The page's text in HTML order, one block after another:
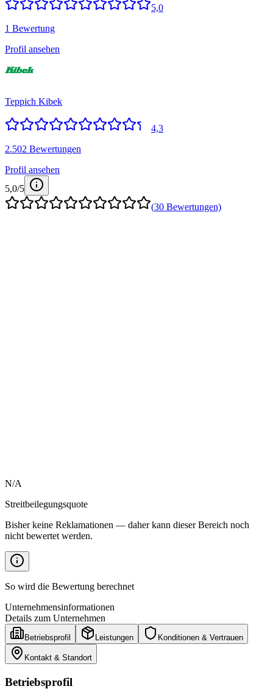
5,0
1 Bewertung
Profil ansehen
Teppich Kibek
4,3
2.502 Bewertungen
Profil ansehen
5,0/5
(30 Bewertungen)
N/A
Streitbeilegungsquote
Bisher keine Reklamationen — daher kann dieser Bereich noch
nicht bewertet werden.
So wird die Bewertung berechnet
Unternehmensinformationen
Details zum Unternehmen
Betriebsprofil Leistungen Konditionen & Vertrauen
Kontakt & Standort
Betriebsprofil